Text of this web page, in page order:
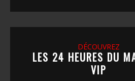
DÉCOUVREZ
LES 24 HEURES DU
VIP